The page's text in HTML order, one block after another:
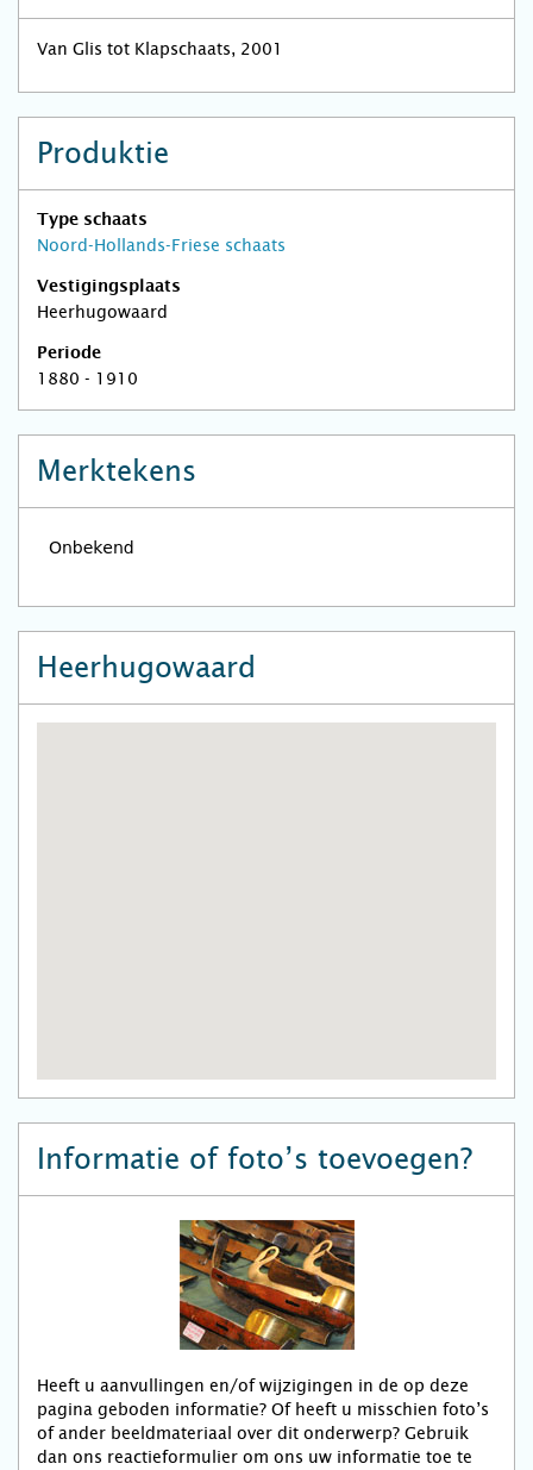
Van Glis tot Klapschaats, 2001
Produktie
Type schaats
Noord-Hollands-Friese schaats
Vestigingsplaats
Heerhugowaard
Periode
1880 - 1910
Merktekens
Heerhugowaard
Informatie of foto’s toevoegen?
Heeft u aanvullingen en/of wijzigingen in de op deze
pagina geboden informatie? Of heeft u misschien foto’s
of ander beeldmateriaal over dit onderwerp? Gebruik
dan ons reactieformulier om ons uw informatie toe te